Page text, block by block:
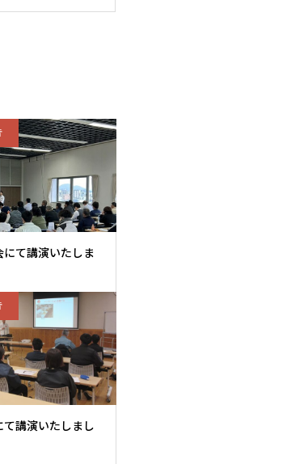
にて講演いたしま
て講演いたしまし